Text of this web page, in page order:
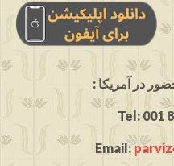
در آمریکا
Tel: 001
Email: